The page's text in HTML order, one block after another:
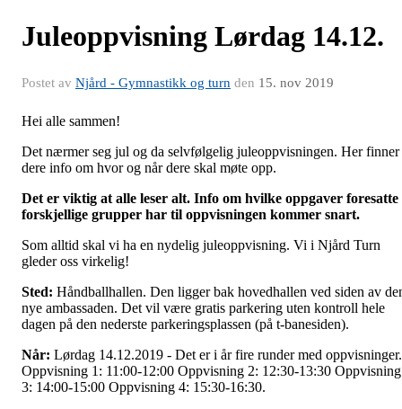
Juleoppvisning Lørdag 14.12.
Postet av Njård - Gymnastikk og turn den 15. nov 2019
Hei alle sammen!
Det nærmer seg jul og da selvfølgelig juleoppvisningen. Her finner
dere info om hvor og når dere skal møte opp.
Det er viktig at alle leser alt. Info om hvilke oppgaver foresatte
forskjellige grupper har til oppvisningen kommer snart.
Som alltid skal vi ha en nydelig juleoppvisning. Vi i Njård Turn
gleder oss virkelig!
Sted: Håndballhallen. Den ligger bak hovedhallen ved siden av
nye ambassaden. Det vil være gratis parkering uten kontroll hele
dagen på den nederste parkeringsplassen (på t-banesiden).
Når: Lørdag 14.12.2019 - Det er i år fire runder med oppvisninger.
Oppvisning 1: 11:00-12:00 Oppvisning 2: 12:30-13:30 Oppvisning
3: 14:00-15:00 Oppvisning 4: 15:30-16:30.